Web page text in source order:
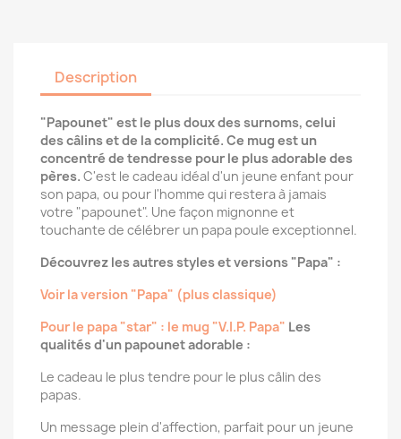
Description
"Papounet" est le plus doux des surnoms, celui
des câlins et de la complicité. Ce mug est un
concentré de tendresse pour le plus adorable des
pères. C'est le cadeau idéal d'un jeune enfant pour
son papa, ou pour l'homme qui restera à jamais
votre "papounet". Une façon mignonne et
touchante de célébrer un papa poule exceptionnel.
Découvrez les autres styles et versions "Papa" :
Voir la version "Papa" (plus classique)
Pour le papa "star" : le mug "V.I.P. Papa" Les
qualités d'un papounet adorable :
Le cadeau le plus tendre pour le plus câlin des
papas.
Un message plein d'affection, parfait pour un jeune